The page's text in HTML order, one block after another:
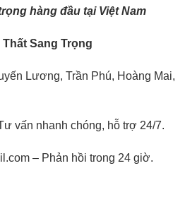
hàng đầu tại Việt Nam
Sang Trọng
Lương, Trần Phú, Hoàng Mai,
vấn nhanh chóng, hỗ trợ 24/7.
– Phản hồi trong 24 giờ.